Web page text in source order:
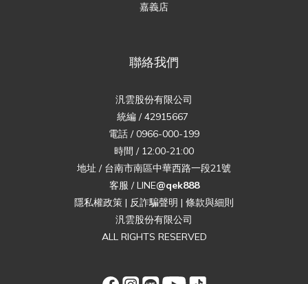
嘉義店
聯絡我們
汎雲股份有限公司
統編 / 42915667
電話 / 0966-000-199
時間 / 12:00-21:00
地址 / 台南市南區中華西路一段21號
客服 / LINE@qek888
隱私權政策 | 反詐騙聲明 | 條款與細則
汎雲股份有限公司
ALL RIGHTS RESERVED